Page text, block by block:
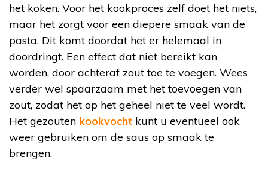
het koken. Voor het kookproces zelf doet het niets,
maar het zorgt voor een diepere smaak van de
pasta. Dit komt doordat het er helemaal in
doordringt. Een effect dat niet bereikt kan
worden, door achteraf zout toe te voegen. Wees
verder wel spaarzaam met het toevoegen van
zout, zodat het op het geheel niet te veel wordt.
Het gezouten kookvocht kunt u eventueel ook
weer gebruiken om de saus op smaak te
brengen.